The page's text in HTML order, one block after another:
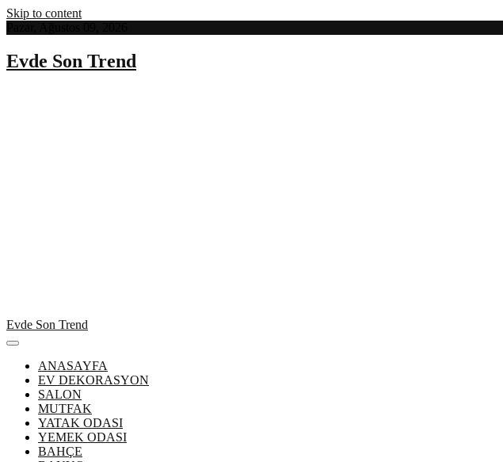
Skip to content
Evde Son Trend
Evde Son Trend
ANASAYFA
EV DEKORASYON
SALON
MUTFAK
YATAK ODASI
YEMEK ODASI
BAHÇE